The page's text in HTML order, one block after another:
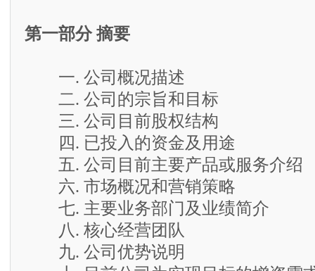
第一部分 摘要
一. 公司概况描述
二. 公司的宗旨和目标
三. 公司目前股权结构
四. 已投入的资金及用途
五. 公司目前主要产品或服务介绍
六. 市场概况和营销策略
七. 主要业务部门及业绩简介
八. 核心经营团队
九. 公司优势说明